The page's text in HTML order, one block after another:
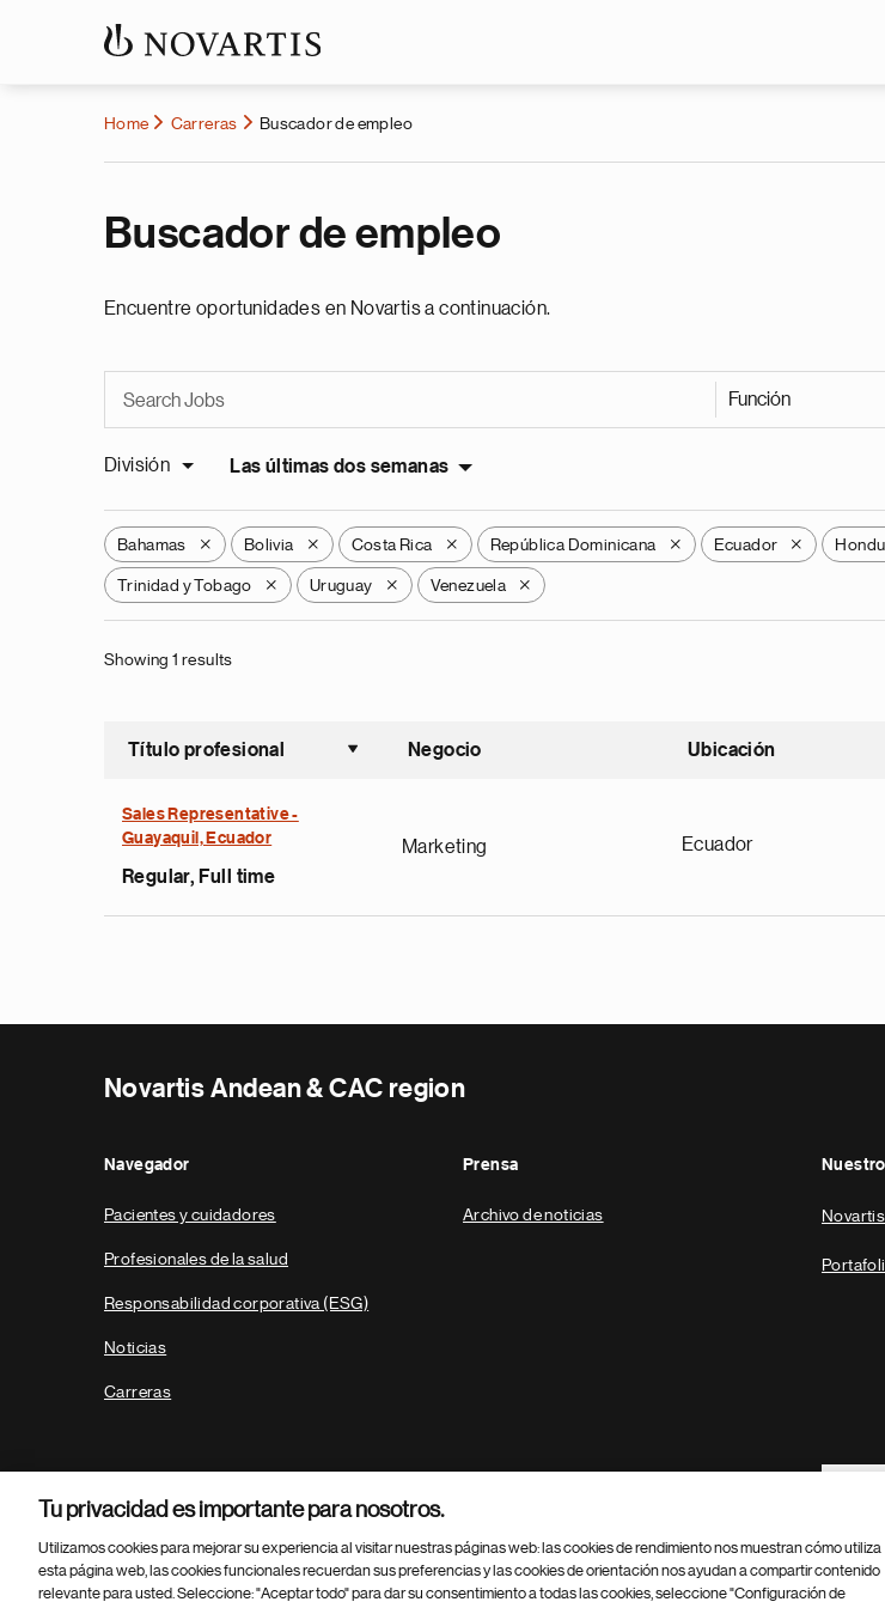
Home Carreras Buscador de empleo
Buscador de empleo
Encuentre oportunidades en Novartis a continuación.
Función
División Las últimas dos semanas
Bahamas X Bolivia X Costa Rica X República Dominicana X Ecuador X
Trinidad y Tobago X Uruguay X Venezuela X
Showing 1 results
Título profesional
Ordenar ascendente
Negocio Ubicación
Sales Representative -
Guayaquil, Ecuador
Regular, Full time
Marketing Ecuador
Novartis Andean & CAC region
Navegador
Pacientes y cuidadores
Profesionales de la salud
Responsabilidad corporativa (ESG)
Noticias
Carreras
Prensa
Archivo de noticias
Footer
Parte
© 2026 Novartis AG
Tu privacidad es importante para nosotros.
Utilizamos cookies para mejorar su experiencia al visitar nuestras páginas web: las cookies de rendimiento nos muestran cómo utiliza
esta página web, las cookies funcionales recuerdan sus preferencias y las cookies de orientación nos ayudan a compartir contenido
relevante para usted. Seleccione: "Aceptar todo" para dar su consentimiento a todas las cookies, seleccione "Configuración de